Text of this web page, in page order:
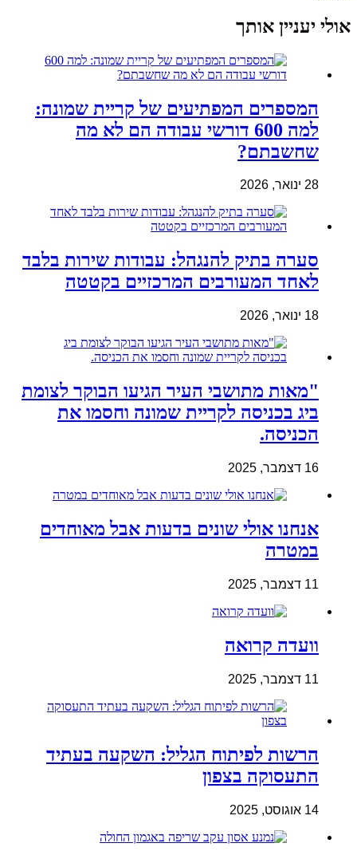
אולי יעניין אותך
המספרים המפתיעים של קריית שמונה:
למה 600 דורשי עבודה הם לא מה
שחשבתם?
28 ינואר, 2026
סערה בתיק להנגהל: עבודות שירות בלבד
לאחד המעורבים המרכזיים בקטטה
18 ינואר, 2026
"מאות מתושבי העיר הגיעו הבוקר לצומת
ביג בכניסה לקריית שמונה וחסמו את
הכניסה.
16 דצמבר, 2025
אנחנו אולי שונים בדעות אבל מאוחדים
במטרה
11 דצמבר, 2025
וועדה קרואה
11 דצמבר, 2025
הרשות לפיתוח הגליל: השקעה בעתיד
התעסוקה בצפון
14 אוגוסט, 2025